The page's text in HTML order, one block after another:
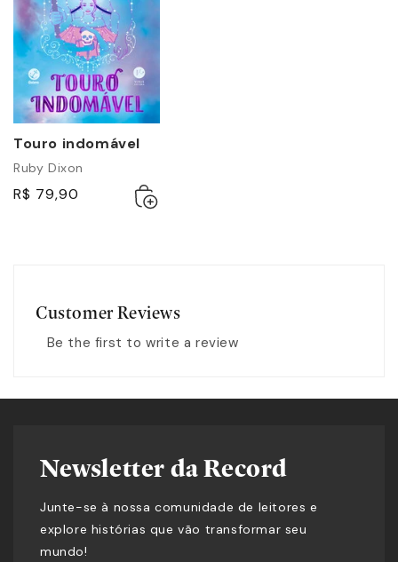
Touro indomável
Ruby Dixon
R$ 79,90
Adicionar
ao
Esgotado
Customer Reviews
Be the first to write a review
Newsletter da Record
Junte-se à nossa comunidade de leitores e
explore histórias que vão transformar seu
mundo!